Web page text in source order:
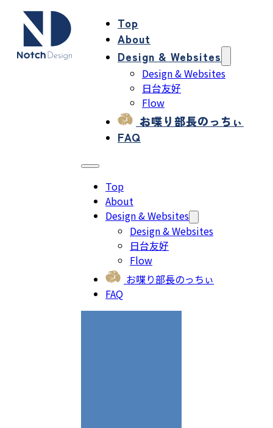
Top
About
Design & Websites
Design & Websites
日台友好
Flow
お喋り部長のっちぃ
FAQ
Top
About
Design & Websites
Design & Websites
日台友好
Flow
お喋り部長のっちぃ
FAQ